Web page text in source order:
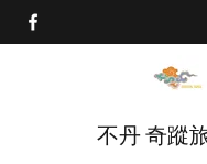
不丹 奇蹤